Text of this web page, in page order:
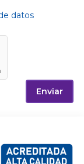
datos
Enviar